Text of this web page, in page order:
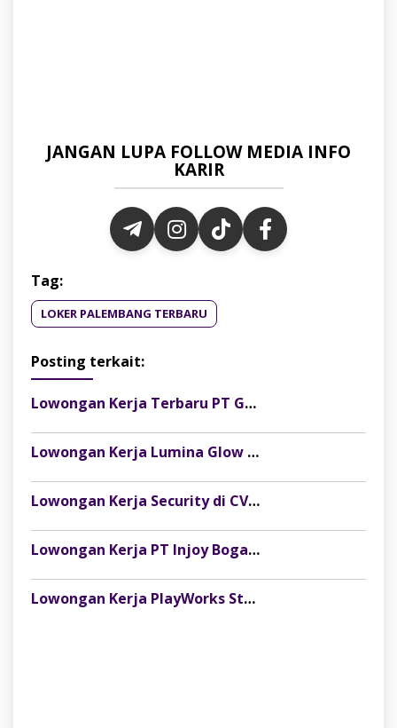
JANGAN LUPA FOLLOW MEDIA INFO
KARIR
Tag:
LOKER PALEMBANG TERBARU
Posting terkait:
Lowongan Kerja Terbaru PT Gelora Citra Kimia Abadi Palembang
Lowongan Kerja Lumina Glow Clinic & Salon Palembang Terbaru
Lowongan Kerja Security di CV Indosteel Sumber Berkat Palembang
Lowongan Kerja PT Injoy Boga Indonesia (Distributor Es Krim Aice Palembang)
Lowongan Kerja PlayWorks Store Palembang Trade Centre Terbaru